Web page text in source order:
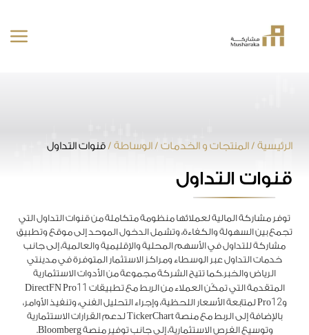
الرئيسية /المنتجات و الخدمات /الوساطة /قنوات التداول
قنوات التداول
توفر مشاركة المالية لعملائها منظومة متكاملة من قنوات التداول التي
تجمع بين السهولة والكفاءة، وتشمل الدخول الموحد إلى موقع وتطبيق
مشاركة للتداول في الأسهم المحلية والإقليمية والعالمية، إلى جانب
خدمات التداول عبر الوسطاء ومراكز الاستثمار المتوفرة في مدينتي
الرياض والخبر.كما تتيح الشركة مجموعة من الأدوات الاستثمارية
المتقدمة التي تمكّن العملاء من الربط مع تطبيقات DirectFN Pro 11
وPro12
لمتابعة الأسعار اللحظية، وإجراء التحليل الفني، وتنفيذ الأوامر،
بالإضافة إلى الربط مع منصة TickerChart لدعم القرارات الاستثمارية
وتوسيع الفرص الاستثمارية، إلى جانب توفير منصة Bloomberg.